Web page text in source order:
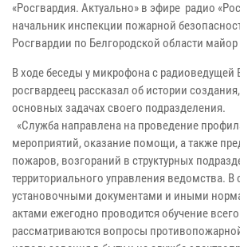
«Росгвардия. Актуально» в эфире радио
начальник инспекции пожарной
Росгвардии по Белгородской области
В ходе беседы у микрофона с радиоведущей
росгвардеец рассказал об истории
основных задачах своего подразделения.
«Служба направлена на проведение
мероприятий, оказание помощи, а также
пожаров, возгораний в структурных
территориального управления ведомства. В
установочными документами и иными
актами ежегодно проводится обучение
рассматриваются вопросы